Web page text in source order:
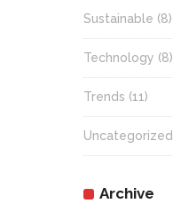
Sustainable (8)
Technology (8)
Trends (11)
Uncategorized
Archive